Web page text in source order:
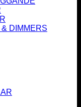
DIMMERS